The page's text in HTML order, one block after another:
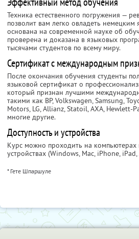
Техника естественного погружения —
позволит вам легко овладеть
основана на современной науке об
проверена и доказана в языковых
тысячами студентов по всему миру.
Сертификат с международным
После окончания обучения студенты
языковой сертификат о
который признан лучшими
такими как BP, Volkswagen, Samsung,
Motors, LG, Allianz, Statoil, AXA, Hewlett-
многие другие.
Доступность и устройства
Курс можно проходить на
устройствах (Windows, Mac, iPhone,
* Гете Шпаршуле